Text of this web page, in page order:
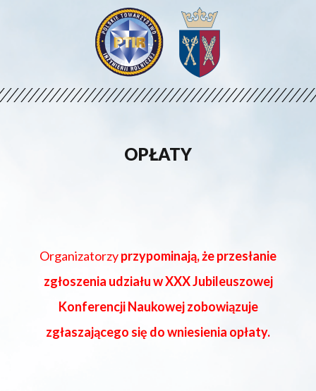
OPŁATY
Organizatorzyprzypominają, że przesłanie
zgłoszenia udziału w XXX Jubileuszowej
Konferencji Naukowej zobowiązuje
zgłaszającego się do wniesienia opłaty.